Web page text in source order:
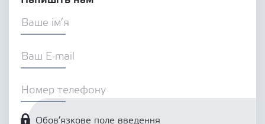
Обов’язкове поле введення